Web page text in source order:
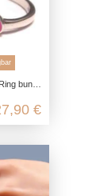
Schnecken Stern Silberring
€